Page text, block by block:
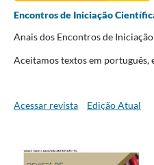
Encontros de Iniciação
Anais dos Encontros de
Aceitamos textos em português,
Acessar revista Edição Atual